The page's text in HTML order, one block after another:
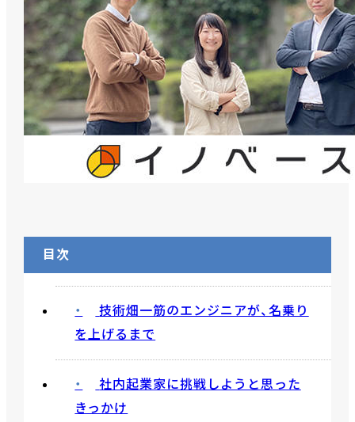
目次
技術畑一筋のエンジニアが、名乗り
を上げるまで
社内起業家に挑戦しようと思った
きっかけ